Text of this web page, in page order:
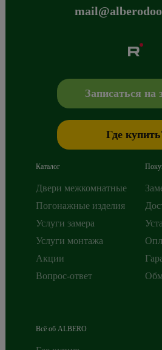
+7 800 765 43 42,mail@alberodoors.com
Записаться на
Где
Каталог
Двери межкомнатные
Погонажные изделия
Услуги замера
Услуги монтажа
Акции
Вопрос-ответ
Всё об ALBERO